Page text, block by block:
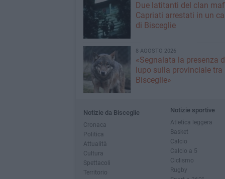
Due latitanti del clan
Capriati arrestati in un
di Bisceglie
8 AGOSTO 2026
«Segnalata la presenza
lupo sulla provinciale tra
Bisceglie»
Notizie da Bisceglie
Cronaca
Politica
Attualità
Cultura
Spettacoli
Territorio
Notizie sportive
Atletica leggera
Basket
Calcio
Calcio a 5
Ciclismo
Rugby